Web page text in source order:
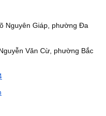
Nguyên Giáp, phường Đa
Văn Cừ, phường Bắc